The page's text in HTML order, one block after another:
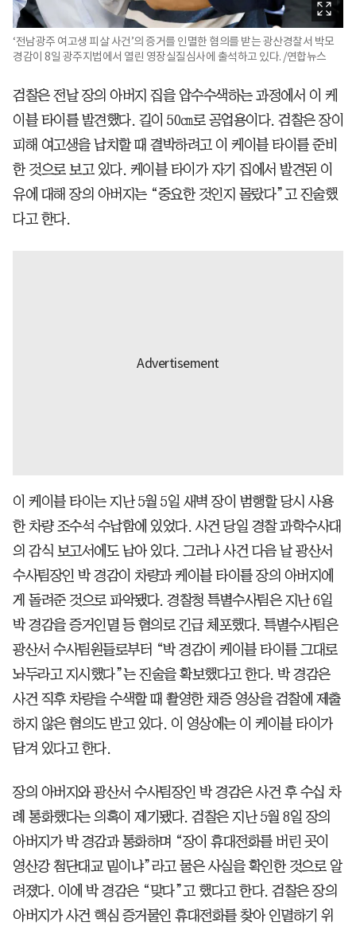
‘전남광주 여고생 피살 사건’의 증거를 인멸한 혐의를 받는 광산경찰서 박모
경감이 8일 광주지법에서 열린 영장실질심사에 출석하고 있다. /연합뉴스
검찰은 전날 장의 아버지 집을 압수수색하는 과정에서 이 케
이블 타이를 발견했다. 길이 50㎝로 공업용이다. 검찰은 장이
피해 여고생을 납치할 때 결박하려고 이 케이블 타이를 준비
한 것으로 보고 있다. 케이블 타이가 자기 집에서 발견된 이
유에 대해 장의 아버지는 “중요한 것인지 몰랐다”고 진술했
다고 한다.
이 케이블 타이는 지난 5월 5일 새벽 장이 범행할 당시 사용
한 차량 조수석 수납함에 있었다. 사건 당일 경찰 과학수사대
의 감식 보고서에도 남아 있다. 그러나 사건 다음 날 광산서
수사팀장인 박 경감이 차량과 케이블 타이를 장의 아버지에
게 돌려준 것으로 파악됐다. 경찰청 특별수사팀은 지난 6일
박 경감을 증거인멸 등 혐의로 긴급 체포했다. 특별수사팀은
광산서 수사팀원들로부터 “박 경감이 케이블 타이를 그대로
놔두라고 지시했다”는 진술을 확보했다고 한다. 박 경감은
사건 직후 차량을 수색할 때 촬영한 채증 영상을 검찰에 제출
하지 않은 혐의도 받고 있다. 이 영상에는 이 케이블 타이가
담겨 있다고 한다.
장의 아버지와 광산서 수사팀장인 박 경감은 사건 후 수십 차
례 통화했다는 의혹이 제기됐다. 검찰은 지난 5월 8일 장의
아버지가 박 경감과 통화하며 “장이 휴대전화를 버린 곳이
영산강 첨단대교 밑이냐”라고 물은 사실을 확인한 것으로 알
려졌다. 이에 박 경감은 “맞다”고 했다고 한다. 검찰은 장의
아버지가 사건 핵심 증거물인 휴대전화를 찾아 인멸하기 위